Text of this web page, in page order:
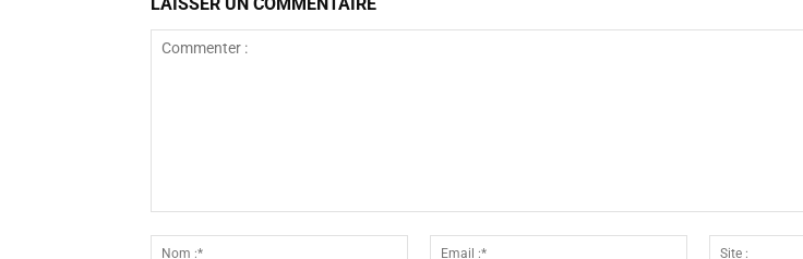
Email